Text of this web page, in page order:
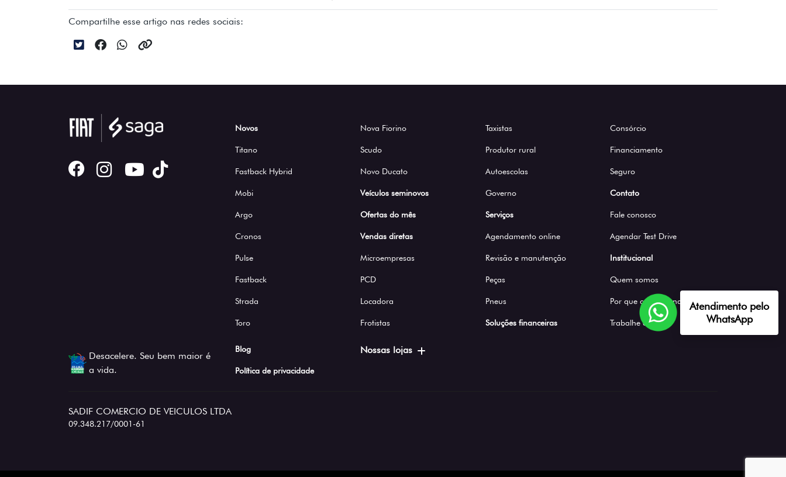
Compartilhe esse artigo nas redes sociais:
Desacelere. Seu bem maior é
a vida.
Novos
Titano
Fastback Hybrid
Mobi
Argo
Cronos
Pulse
Fastback
Strada
Toro
Nova Fiorino
Scudo
Novo Ducato
Veículos seminovos
Ofertas do mês
Vendas diretas
Microempresas
PCD
Locadora
Frotistas
Taxistas
Produtor rural
Autoescolas
Governo
Serviços
Agendamento online
Revisão e manutenção
Peças
Pneus
Soluções financeiras
Consórcio
Financiamento
Seguro
Contato
Fale conosco
Agendar Test Drive
Institucional
Quem somos
Por que comprar na Saga
Trabalhe conosco
Blog
Política de privacidade
Nossas lojas
SADIF COMERCIO DE VEICULOS LTDA
09.348.217/0001-61
Atendimento pelo
WhatsApp